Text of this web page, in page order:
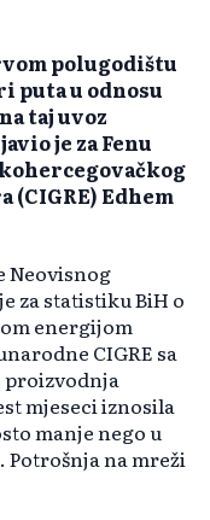
polugodištu
puta u odnosu
taj uvoz
je za Fenu
Edhem
Neovisnog
za statistiku BiH o
energijom
CIGRE sa
proizvodnja
mjeseci iznosila
manje nego u
na mreži